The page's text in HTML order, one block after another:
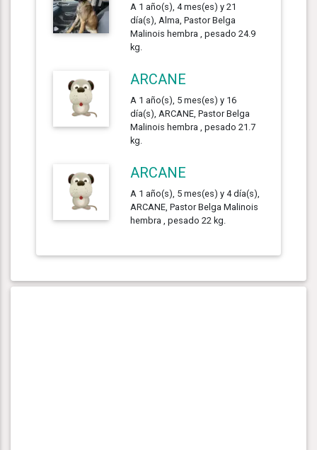
A 1 año(s), 4 mes(es) y 21
día(s), Alma, Pastor Belga
Malinois hembra , pesado 24.9
kg.
ARCANE
A 1 año(s), 5 mes(es) y 16
día(s), ARCANE, Pastor Belga
Malinois hembra , pesado 21.7
kg.
ARCANE
A 1 año(s), 5 mes(es) y 4 día(s),
ARCANE, Pastor Belga Malinois
hembra , pesado 22 kg.